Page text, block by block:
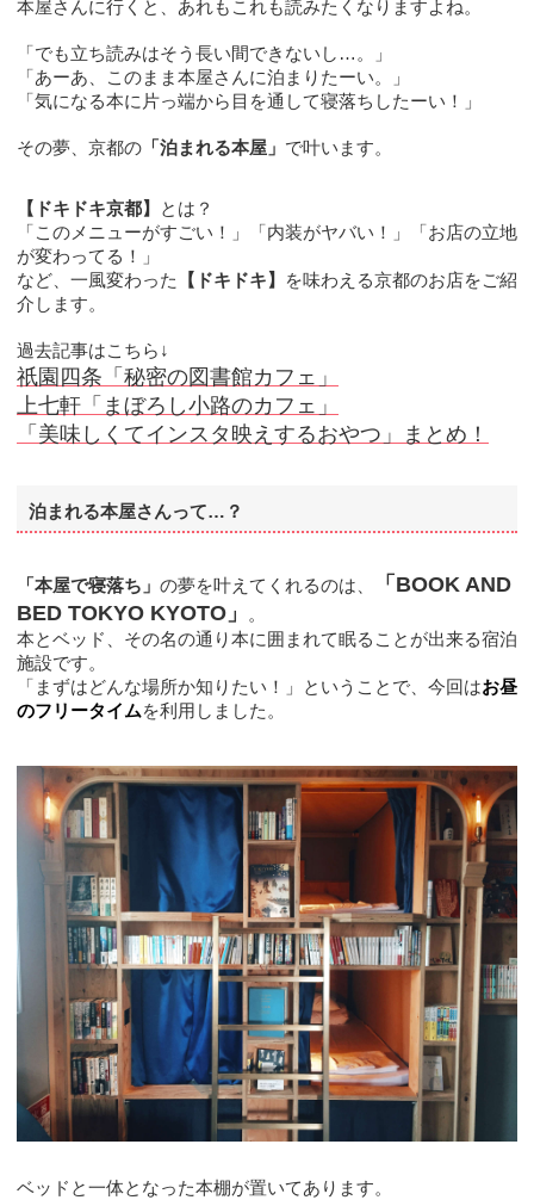
本屋さんに行くと、あれもこれも読みたくなりますよね。
「でも立ち読みはそう長い間できないし…。」
「あーあ、このまま本屋さんに泊まりたーい。」
「気になる本に片っ端から目を通して寝落ちしたーい！」
その夢、京都の 「泊まれる本屋」 で叶います。
【ドキドキ京都】
とは？
「このメニューがすごい！」「内装がヤバい！」「お店の立地
が変わってる！」
など、一風変わった
【ドキドキ】
を味わえる京都のお店をご紹
介します。
過去記事はこちら↓
祇園四条「秘密の図書館カフェ」
上七軒「まぼろし小路のカフェ」
「美味しくてインスタ映えするおやつ」まとめ！
泊まれる本屋さんって…？
「本屋で寝落ち」 の夢を叶えてくれるのは、
「BOOK AND
BED TOKYO KYOTO」
。
本とベッド、その名の通り本に囲まれて眠ることが出来る宿泊
施設です。
「まずはどんな場所か知りたい！」ということで、今回はお昼
のフリータイムを利用しました。
ベッドと一体となった本棚が置いてあります。